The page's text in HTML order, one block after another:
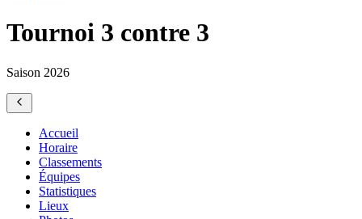
Tournoi 3 contre 3
Saison 2026
Accueil
Horaire
Classements
Équipes
Statistiques
Lieux